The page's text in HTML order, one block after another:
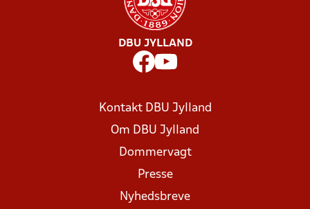
DBU JYLLAND
Kontakt DBU Jylland
Om DBU Jylland
Dommervagt
Presse
Nyhedsbreve